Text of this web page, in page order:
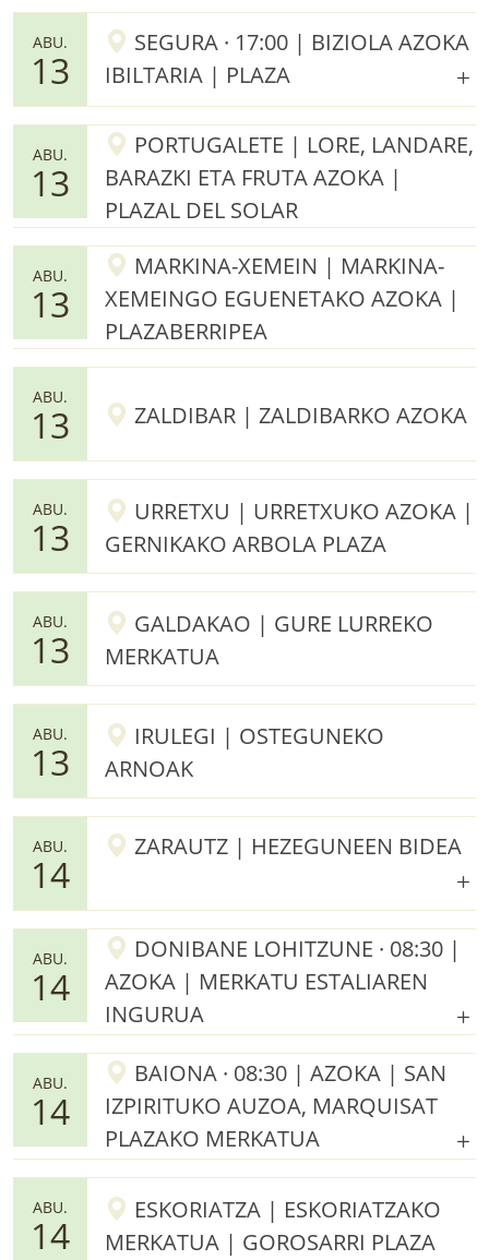
ABU.
13
SEGURA · 17:00 | BIZIOLA AZOKA
IBILTARIA | PLAZA
ABU.
13
PORTUGALETE | LORE, LANDARE,
BARAZKI ETA FRUTA AZOKA |
PLAZAL DEL SOLAR
ABU.
13
MARKINA-XEMEIN | MARKINA-
XEMEINGO EGUENETAKO AZOKA |
PLAZABERRIPEA
ABU.
13 ZALDIBAR | ZALDIBARKO AZOKA
ABU.
13
URRETXU | URRETXUKO AZOKA |
GERNIKAKO ARBOLA PLAZA
ABU.
13
GALDAKAO | GURE LURREKO
MERKATUA
ABU.
13
IRULEGI | OSTEGUNEKO
ARNOAK
ABU.
14
ZARAUTZ | HEZEGUNEEN BIDEA
ABU.
14
DONIBANE LOHITZUNE · 08:30 |
AZOKA | MERKATU ESTALIAREN
INGURUA
ABU.
14
BAIONA · 08:30 | AZOKA | SAN
IZPIRITUKO AUZOA, MARQUISAT
PLAZAKO MERKATUA
ABU.
14
ESKORIATZA | ESKORIATZAKO
MERKATUA | GOROSARRI PLAZA